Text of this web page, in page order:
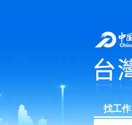
找工作